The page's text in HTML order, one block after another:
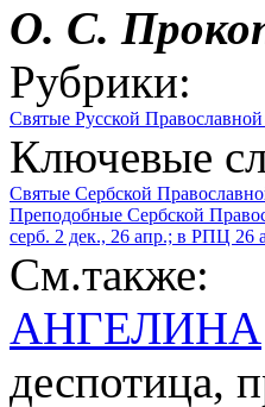
О. С.
Рубрики:
Святые Русской
Ключевые
Святые Сербской
Преподобные Сербской
серб. 2 дек., 26 апр.; в РПЦ 26
См.также:
АНГЕЛИНА
деспотица,